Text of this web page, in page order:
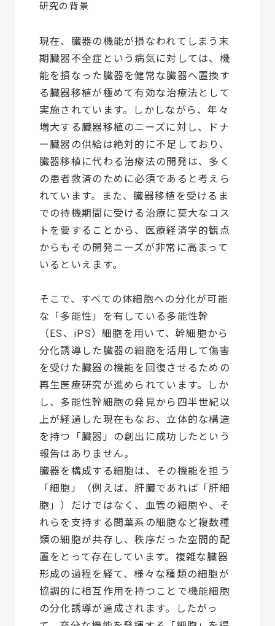
研究の背景
現在、臓器の機能が損なわれてしまう末
期臓器不全症という病気に対しては、機
能を損なった臓器を健常な臓器へ置換す
る臓器移植が極めて有効な治療法として
実施されています。しかしながら、年々
増大する臓器移植のニーズに対し、ドナ
ー臓器の供給は絶対的に不足しており、
臓器移植に代わる治療法の開発は、多く
の患者救済のために必須であると考えら
れています。また、臓器移植を受けるま
での待機期間に受ける治療に莫大なコス
トを要することから、医療経済学的観点
からもその開発ニーズが非常に高まって
いるといえます。
そこで、すべての体細胞への分化が可能
な「多能性」を有している多能性幹
（ES、iPS）細胞を用いて、幹細胞から
分化誘導した臓器の細胞を活用して傷害
を受けた臓器の機能を回復させるための
再生医療研究が進められています。しか
し、多能性幹細胞の発見から四半世紀以
上が経過した現在もなお、立体的な構造
を持つ「臓器」の創出に成功したという
報告はありません。
臓器を構成する細胞は、その機能を担う
「細胞」（例えば、肝臓であれば「肝細
胞」）だけではなく、血管の細胞や、そ
れらを支持する間葉系の細胞など複数種
類の細胞が共存し、秩序だった空間的配
置をとって存在しています。複雑な臓器
形成の過程を経て、様々な種類の細胞が
協調的に相互作用を持つことで機能細胞
の分化誘導が達成されます。したがっ